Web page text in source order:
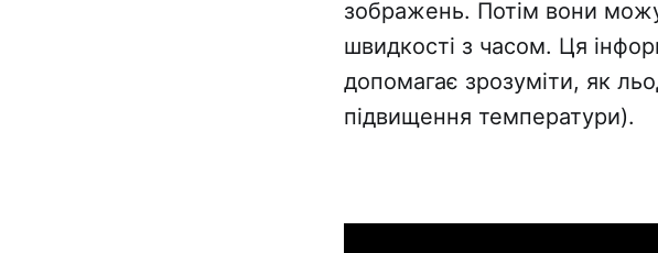
зображень. Потім вони
швидкості з часом. Ця
допомагає зрозуміти, як
підвищення температури).